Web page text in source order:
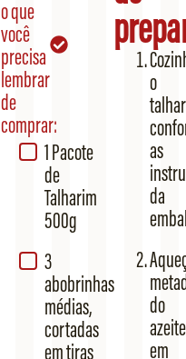
o que
você
precisa
lembrar
de
comprar:
1 Pacote
de
Talharim
500g
3
abobrinhas
médias,
cortadas
em tiras
o
as
da
do
azeite
em